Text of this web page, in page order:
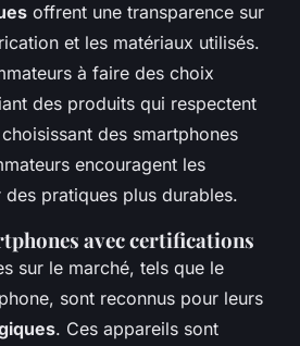
offrent une transparence sur
et les matériaux utilisés.
à faire des choix
des produits qui respectent
des smartphones
encouragent les
pratiques plus durables.
avec certifications
sur le marché, tels que le
sont reconnus pour leurs
. Ces appareils sont